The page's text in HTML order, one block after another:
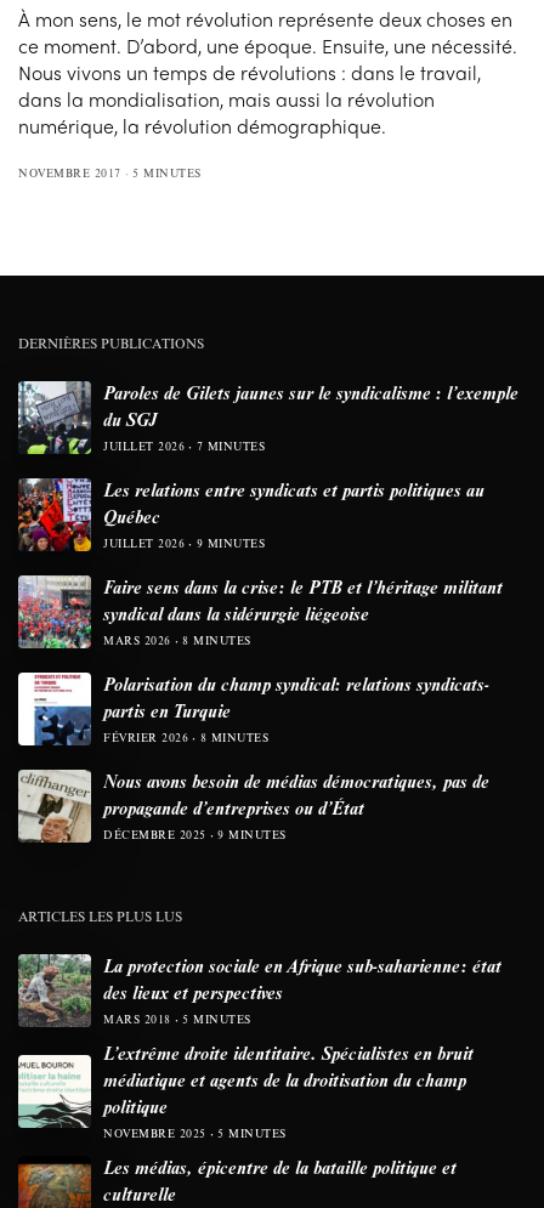
À mon sens, le mot révolution représente deux choses en
ce moment. D’abord, une époque. Ensuite, une nécessité.
Nous vivons un temps de révolutions : dans le travail,
dans la mondialisation, mais aussi la révolution
numérique, la révolution démographique.
NOVEMBRE 2017 5 MINUTES
DERNIÈRES PUBLICATIONS
Paroles de Gilets jaunes sur le syndicalisme : l’exemple
du SGJ
JUILLET 2026 7 MINUTES
Les relations entre syndicats et partis politiques au
Québec
JUILLET 2026 9 MINUTES
Faire sens dans la crise: le PTB et l’héritage militant
syndical dans la sidérurgie liégeoise
MARS 2026 8 MINUTES
Polarisation du champ syndical: relations syndicats-
partis en Turquie
FÉVRIER 2026 8 MINUTES
Nous avons besoin de médias démocratiques, pas de
propagande d’entreprises ou d’État
DÉCEMBRE 2025 9 MINUTES
ARTICLES LES PLUS LUS
La protection sociale en Afrique sub-saharienne: état
des lieux et perspectives
MARS 2018 5 MINUTES
L’extrême droite identitaire. Spécialistes en bruit
médiatique et agents de la droitisation du champ
politique
NOVEMBRE 2025 5 MINUTES
Les médias, épicentre de la bataille politique et
culturelle